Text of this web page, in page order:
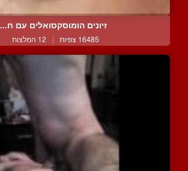
זיונים הומוסקסואלים עם ח...
16485 צפיות | 12 המלצות